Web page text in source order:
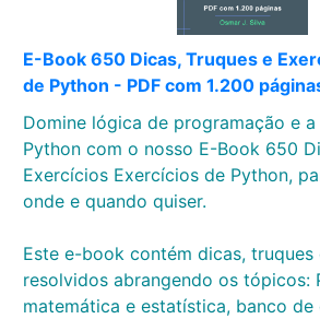
E-Book 650 Dicas, Truques e
de Python - PDF com 1.200
Domine lógica de programação e a
Python com o nosso E-Book 650
Exercícios Exercícios de Python,
onde e quando quiser.
Este e-book contém dicas, truques
resolvidos abrangendo os tópicos:
matemática e estatística, banco de